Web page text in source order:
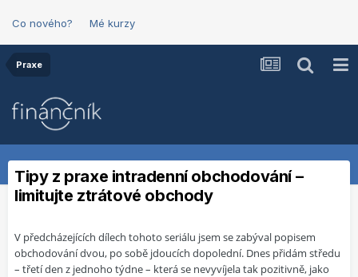
Co nového? Mé kurzy
Praxe
Tipy z praxe intradenní obchodování –
limitujte ztrátové obchody
V předcházejících dílech tohoto seriálu jsem se zabýval popisem
obchodování dvou, po sobě jdoucích dopolední. Dnes přidám středu
– třetí den z jednoho týdne – která se nevyvíjela tak pozitivně, jako